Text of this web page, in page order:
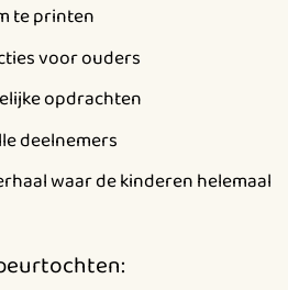
te printen
voor ouders
opdrachten
deelnemers
waar de kinderen helemaal